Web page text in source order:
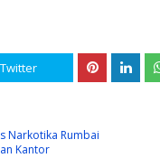
Twitter
Narkotika Rumbai
Kantor